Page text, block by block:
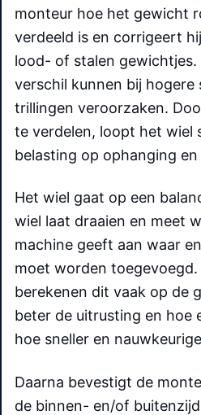
monteur hoe het gewicht
verdeeld is en corrigeert
lood- of stalen gewichtjes.
verschil kunnen bij hogere
trillingen veroorzaken.
te verdelen, loopt het wiel
belasting op ophanging
Het wiel gaat op een
wiel laat draaien en meet
machine geeft aan waar
moet worden
berekenen dit vaak op de
beter de uitrusting en hoe
hoe sneller en
Daarna bevestigt de
de binnen- en/of